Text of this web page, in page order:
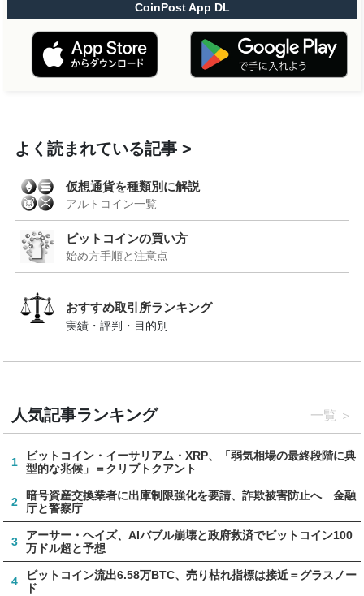
CoinPost App DL
よく読まれている記事
仮想通貨を種類別に解説
アルトコイン一覧
ビットコインの買い方
始め方手順と注意点
おすすめ取引所ランキング
実績・評判・目的別
人気記事ランキング 一覧
1
ビットコイン・イーサリアム・XRP、「弱気相場の最終段階に典
型的な兆候」＝クリプトクアント
2
暗号資産交換業者に出庫制限強化を要請、詐欺被害防止へ 金融
庁と警察庁
3
アーサー・ヘイズ、AIバブル崩壊と政府救済でビットコイン100
万ドル超と予想
4
ビットコイン流出6.58万BTC、売り枯れ指標は接近＝グラスノー
ド